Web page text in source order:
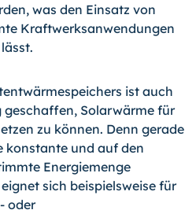
was den Einsatz von
Kraftwerksanwendungen
ist auch
geschaffen, Solarwärme für
zu können. Denn gerade
konstante und auf den
Energiemenge
sich beispielsweise für
oder